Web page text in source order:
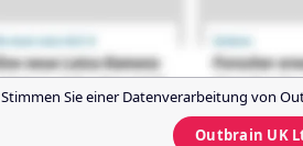
Stimmen Sie einer Datenverarbeitung von
Outbrain UK